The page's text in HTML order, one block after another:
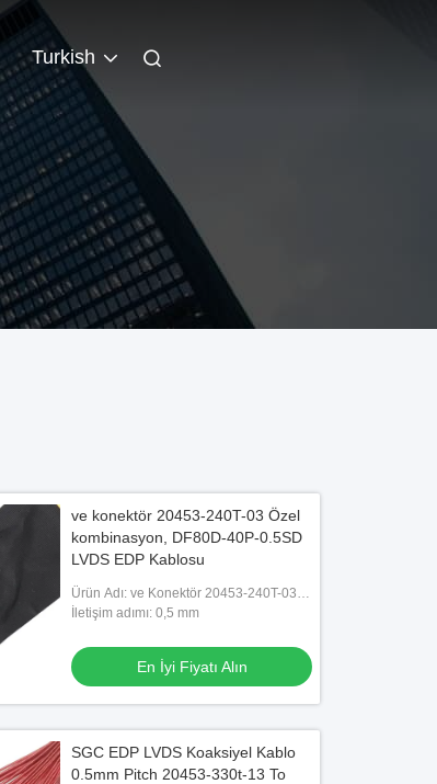
Turkish
ve konektör 20453-240T-03 Özel
kombinasyon, DF80D-40P-0.5SD
LVDS EDP Kablosu
Ürün Adı: ve Konektör 20453-240T-03
LCD LVDS KABLO DF80D-40P-0.5SD
İletişim adımı: 0,5 mm
En İyi Fiyatı Alın
SGC EDP LVDS Koaksiyel Kablo
0.5mm Pitch 20453-330t-13 To